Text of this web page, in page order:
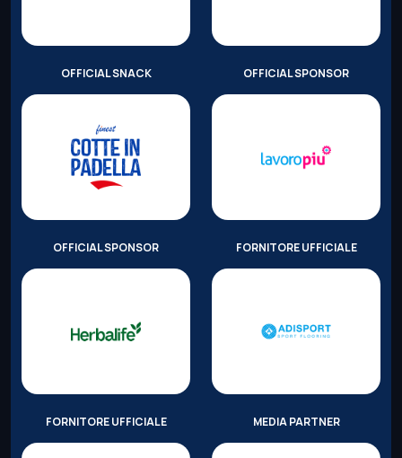
OFFICIAL SNACK OFFICIAL SPONSOR
OFFICIAL SPONSOR FORNITORE UFFICIALE
FORNITORE UFFICIALE MEDIA PARTNER